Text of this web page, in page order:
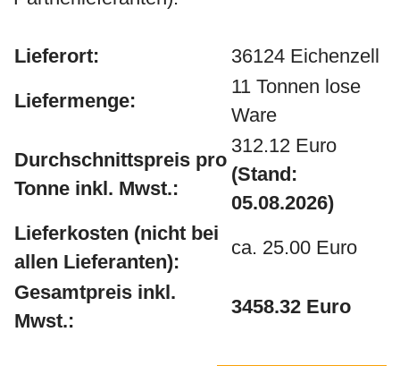
Lieferort:
36124 Eichenzell
Liefermenge:
11 Tonnen lose
Ware
Durchschnittspreis pro
Tonne inkl. Mwst.:
312.12 Euro
(Stand:
05.08.2026)
Lieferkosten (nicht bei
allen Lieferanten):
ca. 25.00 Euro
Gesamtpreis inkl.
Mwst.:
3458.32 Euro